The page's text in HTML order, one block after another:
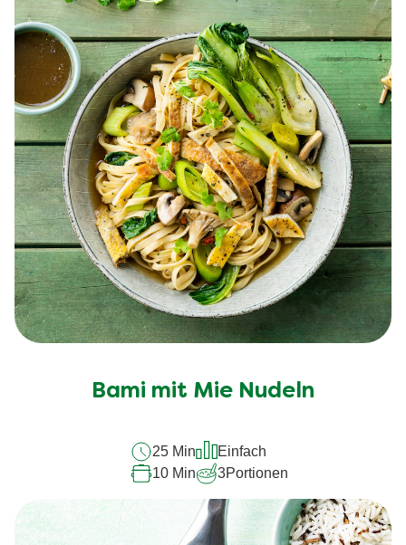
Bami mit Mie Nudeln
25 Min
Einfach
10 Min
3Portionen